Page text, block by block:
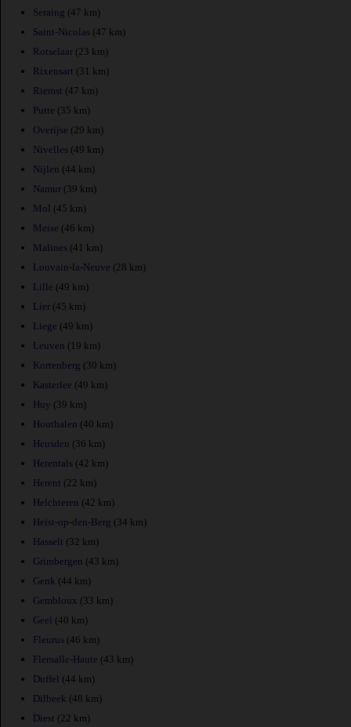
Seraing (47 km)
Saint-Nicolas (47 km)
Rotselaar (23 km)
Rixensart (31 km)
Riemst (47 km)
Putte (35 km)
Overijse (29 km)
Nivelles (49 km)
Nijlen (44 km)
Namur (39 km)
Mol (45 km)
Meise (46 km)
Malines (41 km)
Louvain-la-Neuve (28 km)
Lille (49 km)
Lier (45 km)
Liege (49 km)
Leuven (19 km)
Kortenberg (30 km)
Kasterlee (49 km)
Huy (39 km)
Houthalen (40 km)
Heusden (36 km)
Herentals (42 km)
Herent (22 km)
Helchteren (42 km)
Heist-op-den-Berg (34 km)
Hasselt (32 km)
Grimbergen (43 km)
Genk (44 km)
Gembloux (33 km)
Geel (40 km)
Fleurus (46 km)
Flemalle-Haute (43 km)
Duffel (44 km)
Dilbeek (48 km)
Diest (22 km)